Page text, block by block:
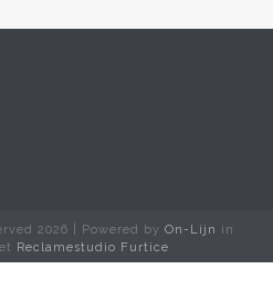
2026 | Powered by On-Lijn in
Reclamestudio Furtice